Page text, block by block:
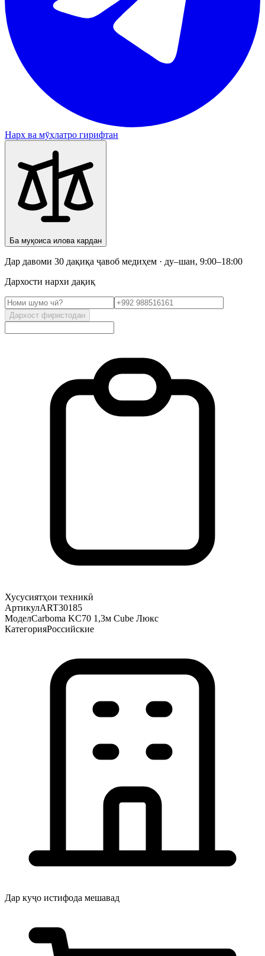
Нарх ва мӯҳлатро гирифтан
Ба муқоиса илова кардан
Дар давоми 30 дақиқа ҷавоб медиҳем · ду–шан, 9:00–18:00
Дархости нархи дақиқ
Дархост фиристодан
Хусусиятҳои техникӣ
АртикулART30185
МоделCarboma KC70 1,3м Cube Люкс
КатегорияРоссийские
Дар куҷо истифода мешавад